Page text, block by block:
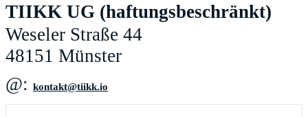
TIIKK UG (haftungsbeschränkt)
Weseler Straße 44
48151 Münster
@: oi.kkiit@tkatnok